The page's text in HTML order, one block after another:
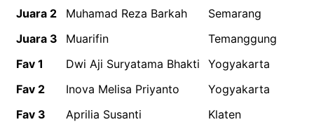
Juara 2
Muhamad Reza Barkah
Semarang
Juara 3
Muarifin
Temanggung
Fav 1
Dwi Aji Suryatama Bhakti
Yogyakarta
Fav 2
Inova Melisa Priyanto
Yogyakarta
Fav 3
Aprilia Susanti
Klaten